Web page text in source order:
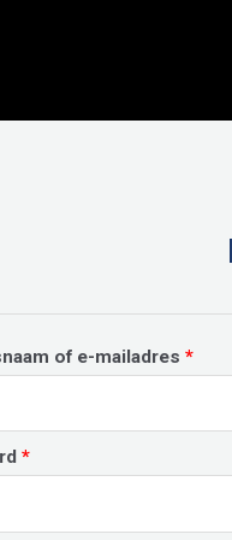
of e-mailadres *
*Vereist